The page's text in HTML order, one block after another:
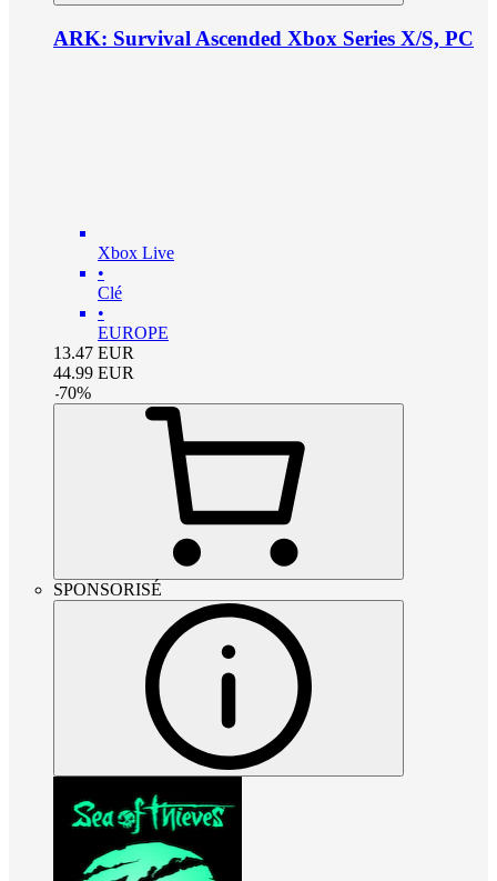
ARK: Survival Ascended Xbox Series X/S, PC
Xbox Live
•
Clé
•
EUROPE
13.47 EUR
44.99 EUR
-70%
SPONSORISÉ